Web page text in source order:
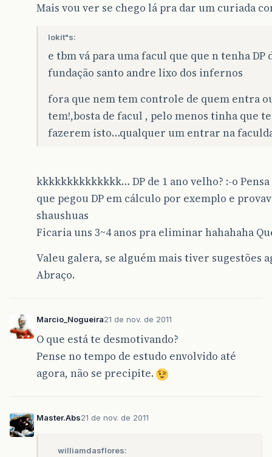
Mais vou ver se chego lá pra dar um curiada
lokit"s:
e tbm vá para uma facul que que n tenha DP
fundação santo andre lixo dos infernos
fora que nem tem controle de quem entra
tem!,bosta de facul , pelo menos tinha que
fazerem isto…qualquer um entrar na
kkkkkkkkkkkkkk… DP de 1 ano velho? :-o
que pegou DP em cálculo por exemplo e
shaushuas
Ficaria uns 3~4 anos pra eliminar hahahaha
Valeu galera, se alguém mais tiver sugestões
Abraço.
Marcio_Nogueira21 de nov. de 2011
O que está te desmotivando?
Pense no tempo de estudo envolvido até
agora, não se precipite.
Master.Abs21 de nov. de 2011
williamdasflores: